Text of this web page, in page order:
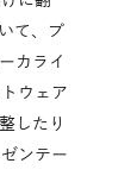
て、プ
カライ
ウェア
したり
ンテー